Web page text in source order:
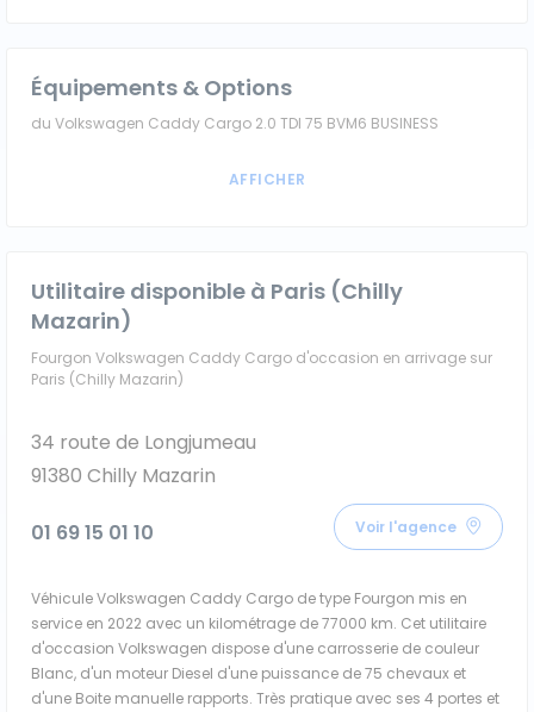
Équipements & Options
du Volkswagen Caddy Cargo 2.0 TDI 75 BVM6 BUSINESS
Utilitaire disponible à Paris (Chilly
Mazarin)
Fourgon Volkswagen Caddy Cargo d'occasion en arrivage sur
Paris (Chilly Mazarin)
34 route de Longjumeau
91380 Chilly Mazarin
01 69 15 01 10 Voir l'agence
Véhicule Volkswagen Caddy Cargo de type Fourgon mis en
service en 2022 avec un kilométrage de 77000 km. Cet utilitaire
d'occasion Volkswagen dispose d'une carrosserie de couleur
Blanc, d'un moteur Diesel d'une puissance de 75 chevaux et
d'une Boite manuelle rapports. Très pratique avec ses 4 portes et